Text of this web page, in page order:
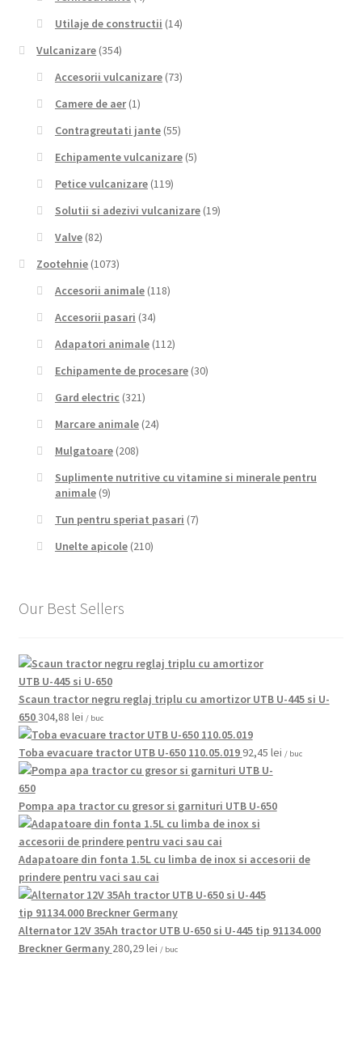
Utilaje de constructii (14)
Vulcanizare (354)
Accesorii vulcanizare (73)
Camere de aer (1)
Contragreutati jante (55)
Echipamente vulcanizare (5)
Petice vulcanizare (119)
Solutii si adezivi vulcanizare (19)
Valve (82)
Zootehnie (1073)
Accesorii animale (118)
Accesorii pasari (34)
Adapatori animale (112)
Echipamente de procesare (30)
Gard electric (321)
Marcare animale (24)
Mulgatoare (208)
Suplimente nutritive cu vitamine si minerale pentru
animale (9)
Tun pentru speriat pasari (7)
Unelte apicole (210)
Our Best Sellers
Scaun tractor negru reglaj triplu cu amortizor UTB U-445 si U-
650304,88 lei / buc
Toba evacuare tractor UTB U-650 110.05.019 92,45 lei / buc
Pompa apa tractor cu gresor si garnituri UTB U-650
Adapatoare din fonta 1.5L cu limba de inox si accesorii de
prindere pentru vaci sau cai
Alternator 12V 35Ah tractor UTB U-650 si U-445 tip 91134.000
Breckner Germany 280,29lei / buc